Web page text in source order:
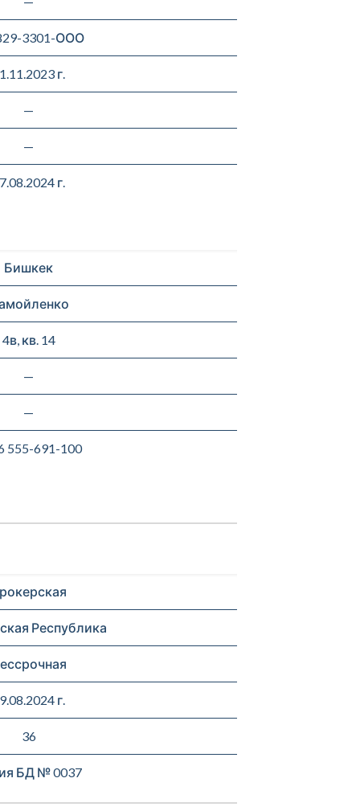
3301-ООО
г.
—
—
г.
Бишкек
4в, кв. 14
—
—
555-691-100
Республика
г.
36
БД № 0037